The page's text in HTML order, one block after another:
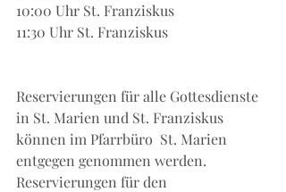
10:00 Uhr St. Franziskus
11:30 Uhr St. Franziskus
Reservierungen für alle Gottesdienste
in St. Marien und St. Franziskus
können im Pfarrbüro  St. Marien
entgegen genommen werden.
Reservierungen für den